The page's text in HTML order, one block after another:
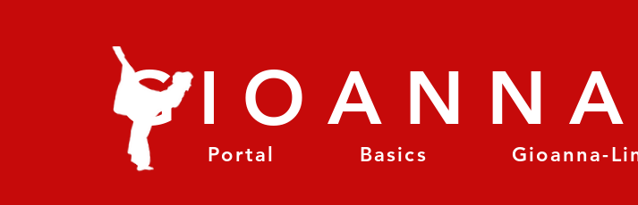
Portal Basics Gioanna-